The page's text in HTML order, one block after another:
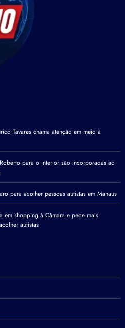
Tavares chama atenção em meio à
para o interior são incorporadas ao
para acolher pessoas autistas em Manaus
em shopping à Câmara e pede mais
autistas